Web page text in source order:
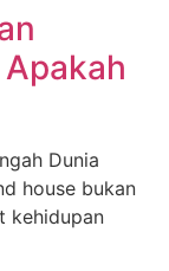
Dunia
house bukan
kehidupan